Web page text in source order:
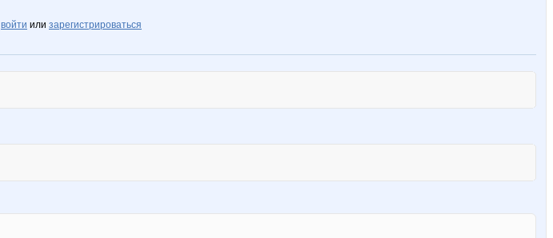
войти или зарегистрироваться